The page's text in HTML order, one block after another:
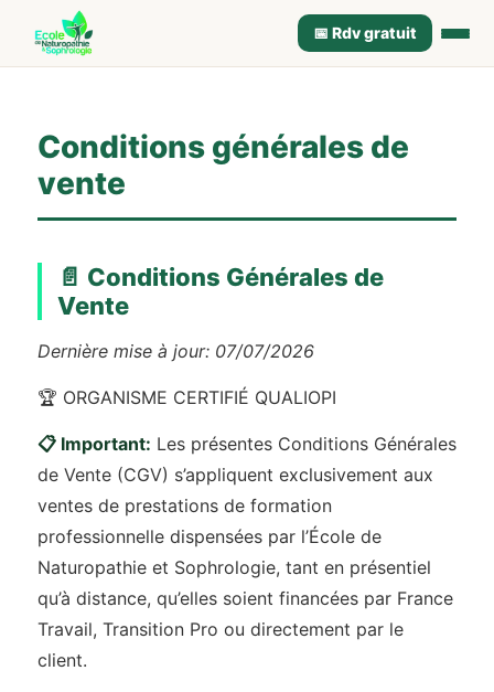
📅 Rdv gratuit
Conditions générales de
vente
📄 Conditions Générales de
Vente
Dernière mise à jour: 07/07/2026
🏆 ORGANISME CERTIFIÉ QUALIOPI
📋 Important: Les présentes Conditions Générales
de Vente (CGV) s’appliquent exclusivement aux
ventes de prestations de formation
professionnelle dispensées par l’École de
Naturopathie et Sophrologie, tant en présentiel
qu’à distance, qu’elles soient financées par France
Travail, Transition Pro ou directement par le
client.